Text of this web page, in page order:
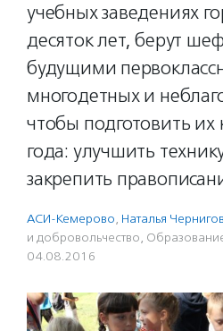
учебных заведениях
десяток лет, берут
будущими
многодетных и
чтобы подготовить их
года: улучшить
закрепить
АСИ-Кемерово, Наталья
и доброволь­чест­во,
04.08.2016